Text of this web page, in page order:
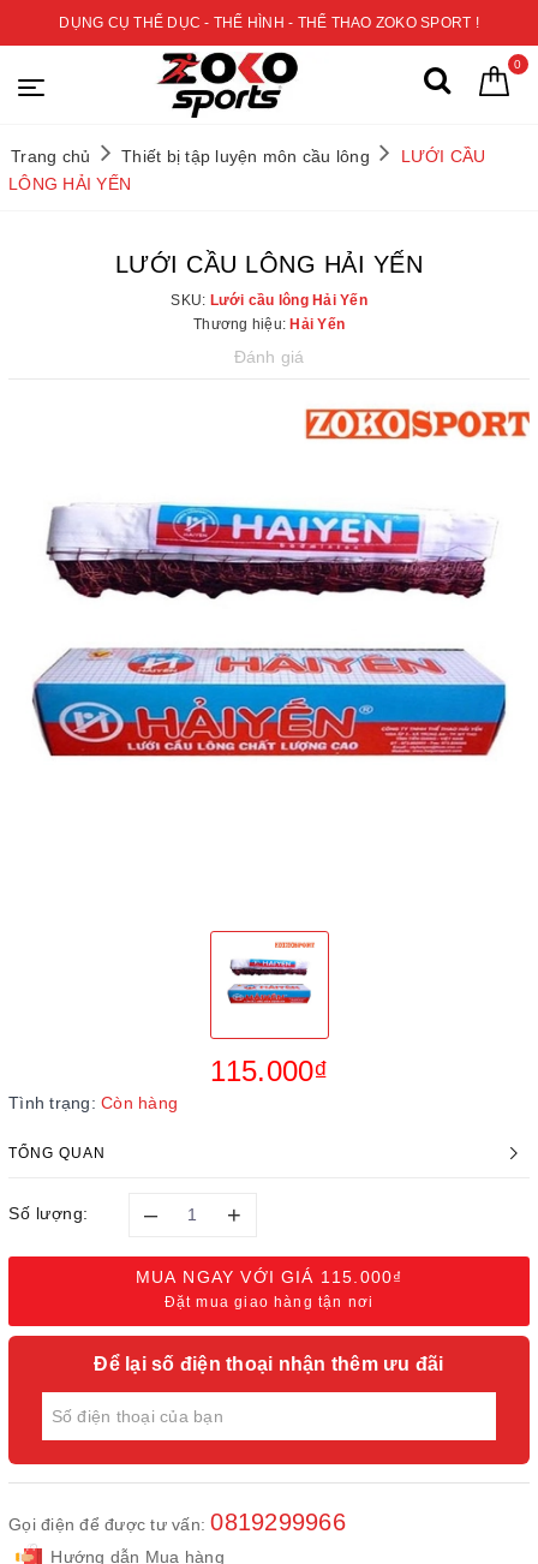
DỤNG CỤ THỂ DỤC - THỂ HÌNH - THỂ THAO ZOKO SPORT !
0
Trang chủ Thiết bị tập luyện môn cầu lông
LƯỚI CẦU
LÔNG HẢI YẾN
LƯỚI CẦU LÔNG HẢI YẾN
SKU: Lưới cầu lông Hải Yến
Thương hiệu: Hải Yến
Đánh giá
115.000₫
Tình trạng: Còn hàng
TỔNG QUAN
Số lượng: – +
MUA NGAY VỚI GIÁ 115.000₫
Đặt mua giao hàng tận nơi
Để lại số điện thoại nhận thêm ưu đãi
Gọi điện để được tư vấn:0819299966
Hướng dẫn Mua hàng